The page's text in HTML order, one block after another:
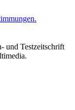
und Testzeitschrift